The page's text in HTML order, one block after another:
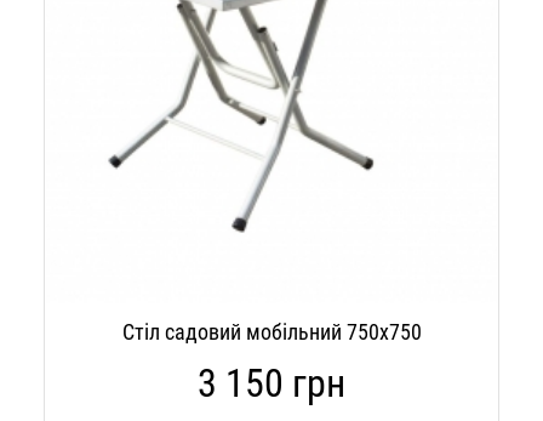
Стіл садовий мобільний 750х750
3 150 грн